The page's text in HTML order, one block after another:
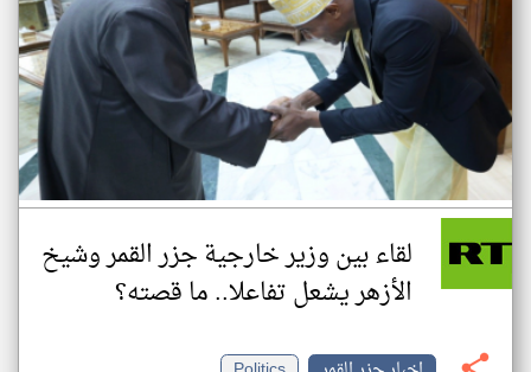
لقاء بين وزير خارجية جزر القمر وشيخ
الأزهر يشعل تفاعلا.. ما قصته؟